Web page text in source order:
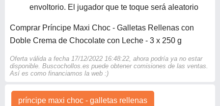
envoltorio. El jugador que te toque será aleatorio
Comprar Príncipe Maxi Choc - Galletas Rellenas con
Doble Crema de Chocolate con Leche - 3 x 250 g
Oferta válida a fecha 17/12/2022 16:48:22, ahora podría ya no estar
disponible. Buscochollos.es puede obtener comisiones de las ventas.
Así es como financiamos la web :)
príncipe maxi choc - galletas rellenas